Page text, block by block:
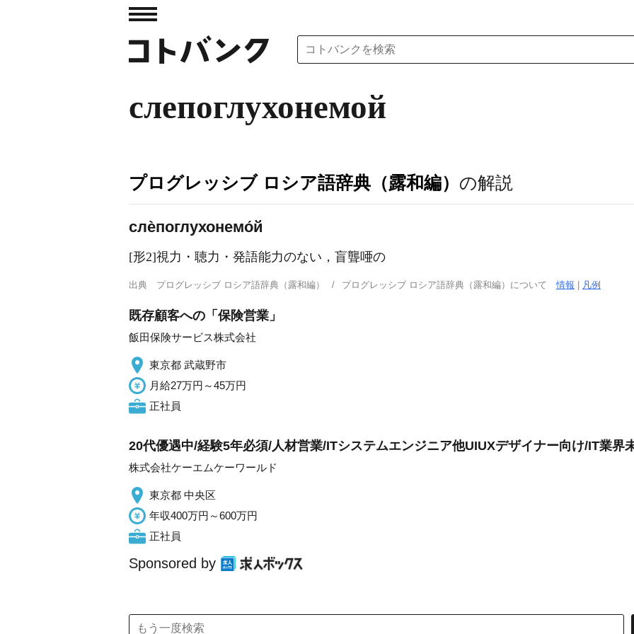
слепоглухонемой
プログレッシブ ロシア語辞典（露和編） の解説
слѐпоглухонемо́й
[形2]視力・聴力・発語能力のない，盲聾唖の
出典 プログレッシブ ロシア語辞典（露和編） プログレッシブ ロシア語辞典（露和編）について情報 凡例
既存顧客への「保険営業」
飯田保険サービス株式会社
東京都 武蔵野市
月給27万円～45万円
正社員
20代優遇中/経験5年必須/人材営業/ITシステムエンジニア他UIUXデザイナー向け/IT業界
株式会社ケーエムケーワールド
東京都 中央区
年収400万円～600万円
正社員
Sponsored by